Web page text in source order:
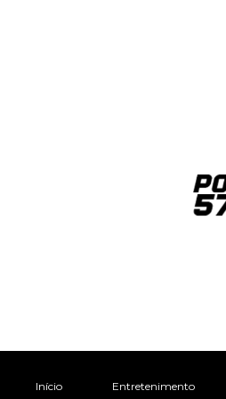
Início Entretenimento